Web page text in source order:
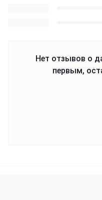
Нет отзывов о
первым,